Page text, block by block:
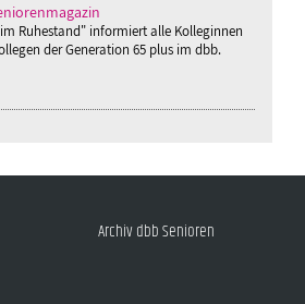
Ruhestand" informiert alle Kolleginnen
der Generation 65 plus im dbb.
Archiv dbb Senioren